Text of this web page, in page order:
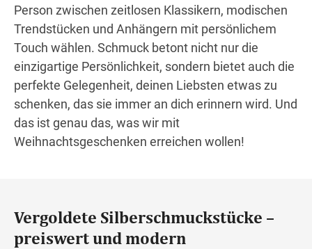
Person zwischen zeitlosen Klassikern, modischen
Trendstücken und Anhängern mit persönlichem
Touch wählen. Schmuck betont nicht nur die
einzigartige Persönlichkeit, sondern bietet auch die
perfekte Gelegenheit, deinen Liebsten etwas zu
schenken, das sie immer an dich erinnern wird. Und
das ist genau das, was wir mit
Weihnachtsgeschenken erreichen wollen!
Vergoldete Silberschmuckstücke –
preiswert und modern